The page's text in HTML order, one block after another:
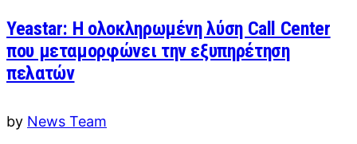
Yeastar: Η ολοκληρωμένη λύση Call Center
που μεταμορφώνει την εξυπηρέτηση
πελατών
by News Team